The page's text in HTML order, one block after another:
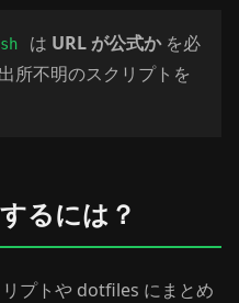
は URL が公式かを必
所不明のスクリプトを
るには？
プトや dotfiles にまとめ